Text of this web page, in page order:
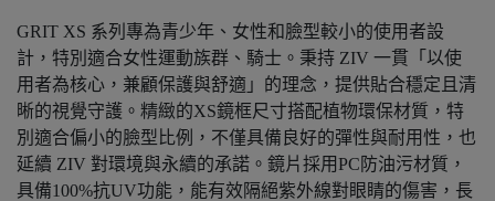
GRIT XS 系列專為青少年、女性和臉型較小的使用者設
計，特別適合女性運動族群、騎士。秉持 ZIV 一貫「以使
用者為核心，兼顧保護與舒適」的理念，提供貼合穩定且清
晰的視覺守護。精緻的XS鏡框尺寸搭配植物環保材質，特
別適合偏小的臉型比例，不僅具備良好的彈性與耐用性，也
延續 ZIV 對環境與永續的承諾。鏡片採用PC防油污材質，
具備100%抗UV功能，能有效隔絕紫外線對眼睛的傷害，長